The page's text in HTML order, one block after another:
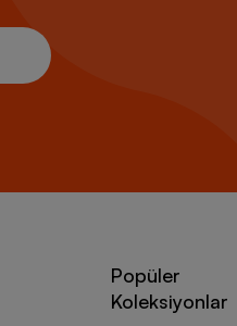
Popüler
Koleksiyonlar